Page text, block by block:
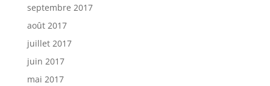
septembre 2017
août 2017
juillet 2017
juin 2017
mai 2017